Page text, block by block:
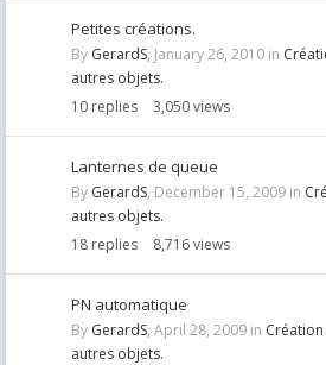
Petites créations.
By GerardS, January 26, 2010 in
autres objets.
10 replies 3,050views
Lanternes de queue
By GerardS, December 15, 2009 in
autres objets.
18 replies 8,716views
PN automatique
By GerardS, April 28, 2009 in
autres objets.